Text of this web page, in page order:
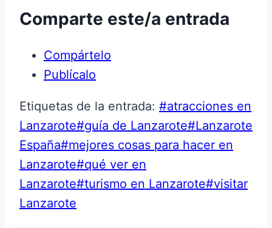
Comparte este/a entrada
Compártelo
Publícalo
Etiquetas de la entrada: #atracciones en
Lanzarote#guía de Lanzarote#Lanzarote
España#mejores cosas para hacer en
Lanzarote#qué ver en
Lanzarote#turismo en Lanzarote#visitar
Lanzarote